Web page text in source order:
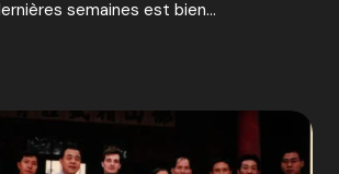
semaines est bien…